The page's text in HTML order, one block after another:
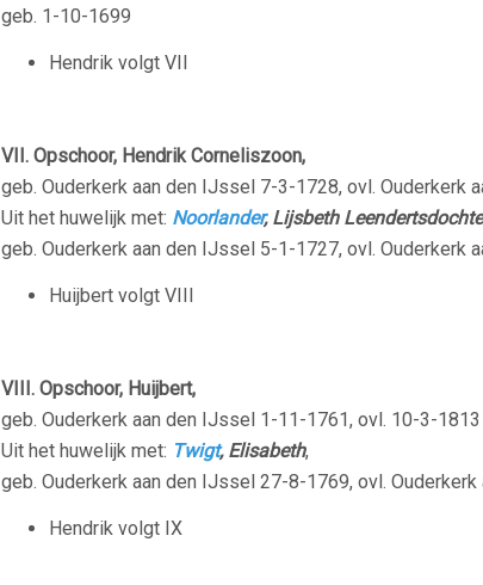
geb. 1-10-1699
Hendrik volgt VII
VII. Opschoor, Hendrik Corneliszoon,
geb. Ouderkerk aan den IJssel 7-3-1728, ovl. Ouderkerk
Uit het huwelijk met: Noorlander, Lijsbeth
geb. Ouderkerk aan den IJssel 5-1-1727, ovl. Ouderkerk
Huijbert volgt VIII
VIII. Opschoor, Huijbert,
geb. Ouderkerk aan den IJssel 1-11-1761, ovl. 10-3-1813
Uit het huwelijk met: Twigt, Elisabeth,
geb. Ouderkerk aan den IJssel 27-8-1769, ovl.
Hendrik volgt IX